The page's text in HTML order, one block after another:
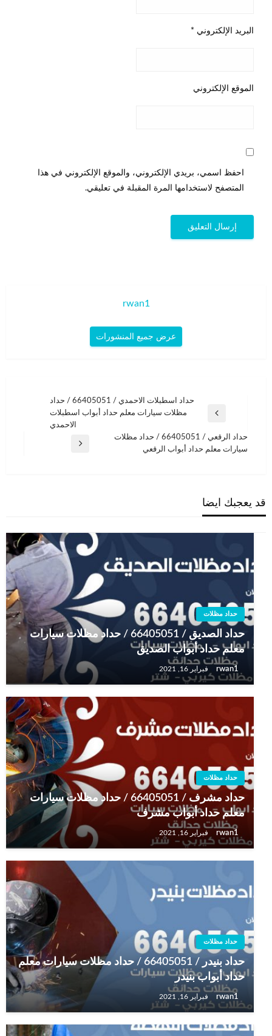
البريد الإلكتروني *
الموقع الإلكتروني
احفظ اسمي، بريدي الإلكتروني، والموقع الإلكتروني في هذا
المتصفح لاستخدامها المرة المقبلة في تعليقي.
rwan1
عرض جميع المنشورات
المقالات
المقالة
حداد اسطبلات الاحمدي / 66405051 / حداد
مظلات سيارات معلم حداد أبواب اسطبلات
الاحمدي
المقالة
حداد الرقعي / 66405051 / حداد مظلات
سيارات معلم حداد أبواب الرقعي
قد يعجبك ايضا
حداد مظلات
حداد الصديق / 66405051 / حداد مظلات سيارات
معلم حداد أبواب الصديق
rwan1 فبراير 16, 2021
حداد مظلات
حداد مشرف / 66405051 / حداد مظلات سيارات
معلم حداد أبواب مشرف
rwan1 فبراير 16, 2021
حداد مظلات
حداد بنيدر / 66405051 / حداد مظلات سيارات معلم
حداد أبواب بنيدر
rwan1 فبراير 16, 2021